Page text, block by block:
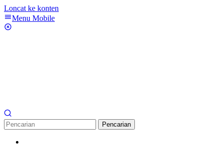
Loncat ke konten
Menu Mobile
Pencarian